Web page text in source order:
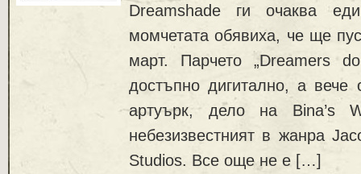
Dreamshade ги очаква
момчетата обявиха, че ще
март. Парчето „Dreamers
достъпно дигитално, а
артуърк, дело на Bina’s
небезизвестният в жанра
Studios. Все още не е […]